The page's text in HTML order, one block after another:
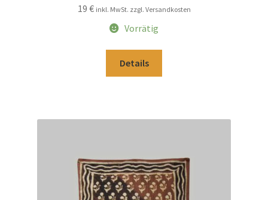
19 € inkl. MwSt. zzgl. Versandkosten
Vorrätig
Details